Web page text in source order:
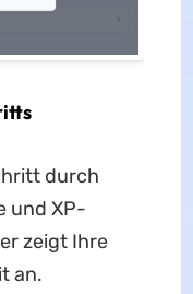
durch
und XP-
zeigt Ihre
an.